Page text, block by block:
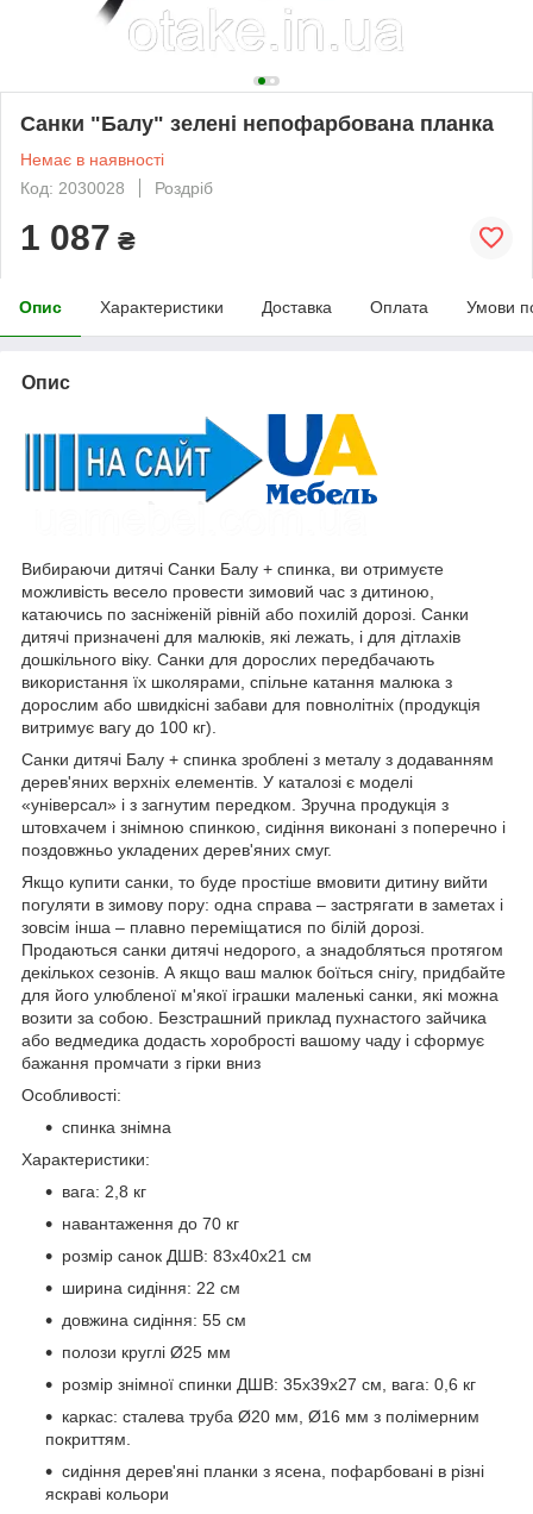
Санки "Балу" зелені непофарбована планка
Немає в наявності
Код: 2030028
Роздріб
1 087 ₴
Опис Характеристики Доставка Оплата Умови
Опис
Вибираючи дитячі Санки Балу + спинка, ви отримуєте
можливість весело провести зимовий час з дитиною,
катаючись по засніженій рівній або похилій дорозі. Санки
дитячі призначені для малюків, які лежать, і для дітлахів
дошкільного віку. Санки для дорослих передбачають
використання їх школярами, спільне катання малюка з
дорослим або швидкісні забави для повнолітніх (продукція
витримує вагу до 100 кг).
Санки дитячі Балу + спинка зроблені з металу з додаванням
дерев'яних верхніх елементів. У каталозі є моделі
«універсал» і з загнутим передком. Зручна продукція з
штовхачем і знімною спинкою, сидіння виконані з поперечно і
поздовжньо укладених дерев'яних смуг.
Якщо купити санки, то буде простіше вмовити дитину вийти
погуляти в зимову пору: одна справа – застрягати в заметах і
зовсім інша – плавно переміщатися по білій дорозі.
Продаються санки дитячі недорого, а знадобляться протягом
декількох сезонів. А якщо ваш малюк боїться снігу, придбайте
для його улюбленої м'якої іграшки маленькі санки, які можна
возити за собою. Безстрашний приклад пухнастого зайчика
або ведмедика додасть хоробрості вашому чаду і сформує
бажання промчати з гірки вниз
Особливості:
спинка знімна
Характеристики:
вага: 2,8 кг
навантаження до 70 кг
розмір санок ДШВ: 83х40х21 см
ширина сидіння: 22 см
довжина сидіння: 55 см
полози круглі Ø25 мм
розмір знімної спинки ДШВ: 35х39х27 см, вага: 0,6 кг
каркас: сталева труба Ø20 мм, Ø16 мм з полімерним
покриттям.
сидіння дерев'яні планки з ясена, пофарбовані в різні
яскраві кольори